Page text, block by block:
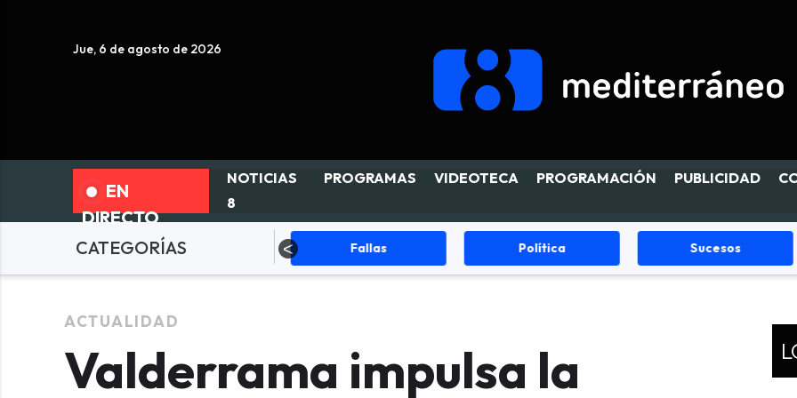
Jue, 6 de agosto de 2026
EN
DIRECTO
NOTICIAS
8
PROGRAMAS VIDEOTECA PROGRAMACIÓN PUBLICIDAD
CATEGORÍASACTUALIDAD Fallas Política Sucesos
ACTUALIDAD
Valderrama impulsa la